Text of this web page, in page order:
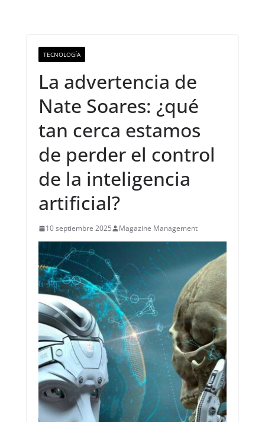
TECNOLOGÍA
La advertencia de
Nate Soares: ¿qué
tan cerca estamos
de perder el control
de la inteligencia
artificial?
10 septiembre 2025 Magazine Management